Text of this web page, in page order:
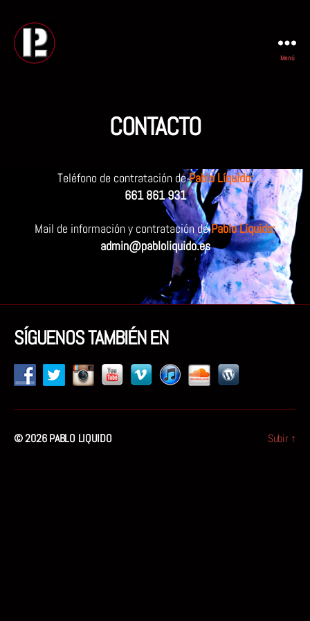
Menú
CONTACTO
Teléfono de contratación dePablo Líquido:
661 861 931
Mail de información y contratación dePablo Líquido:
admin@pabloliquido.es
SÍGUENOS TAMBIÉN EN
© 2026PABLO LIQUIDO Subir ↑